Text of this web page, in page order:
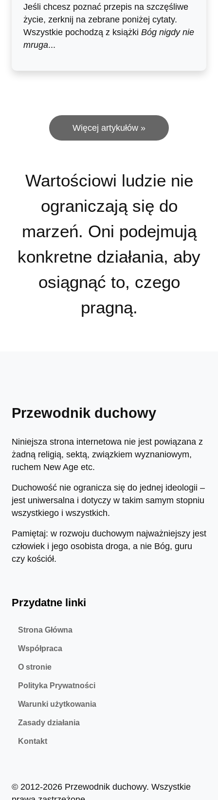
Jeśli chcesz poznać przepis na szczęśliwe
życie, zerknij na zebrane poniżej cytaty.
Wszystkie pochodzą z książki Bóg nigdy nie
mruga...
Więcej artykułów »
Wartościowi ludzie nie
ograniczają się do
marzeń. Oni podejmują
konkretne działania, aby
osiągnąć to, czego
pragną.
Przewodnik duchowy
Niniejsza strona internetowa nie jest powiązana z
żadną religią, sektą, związkiem wyznaniowym,
ruchem New Age etc.
Duchowość nie ogranicza się do jednej ideologii –
jest uniwersalna i dotyczy w takim samym stopniu
wszystkiego i wszystkich.
Pamiętaj: w rozwoju duchowym najważniejszy jest
człowiek i jego osobista droga, a nie Bóg, guru
czy kościół.
Przydatne linki
Strona Główna
Współpraca
O stronie
Polityka Prywatności
Warunki użytkowania
Zasady działania
Kontakt
© 2012-2026 Przewodnik duchowy. Wszystkie